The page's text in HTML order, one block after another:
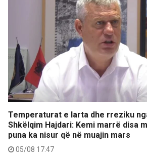
Temperaturat e larta dhe rreziku
Shkëlqim Hajdari: Kemi marrë disa
puna ka nisur që në muajin mars
05/08 17:47